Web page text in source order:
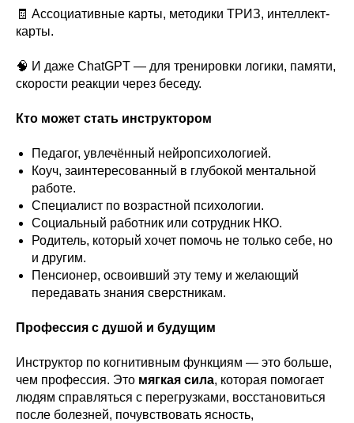
🧾 Ассоциативные карты, методики ТРИЗ, интеллект-
карты.
🧠 И даже ChatGPT — для тренировки логики, памяти,
скорости реакции через беседу.
Кто может стать инструктором
Педагог, увлечённый нейропсихологией.
Коуч, заинтересованный в глубокой ментальной
работе.
Специалист по возрастной психологии.
Социальный работник или сотрудник НКО.
Родитель, который хочет помочь не только себе, но
и другим.
Пенсионер, освоивший эту тему и желающий
передавать знания сверстникам.
Профессия с душой и будущим
Инструктор по когнитивным функциям — это больше,
чем профессия. Это мягкая сила, которая помогает
людям справляться с перегрузками, восстановиться
после болезней, почувствовать ясность,